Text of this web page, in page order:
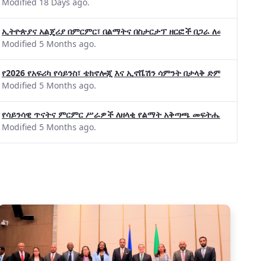
ኢትዮጵያና አልጄሪያ በምርምር፣ በልማትና በስታርታፕ ዘርፎች በጋራ ለመስራት መከሩ፡፡
Modified 5 Months ago.
የ2026 የአፍሪካ የሳይንስ፣ ቴክኖሎጂ እና ኢኖቬሽን ሳምንት በታላቅ ድምቀት
Modified 5 Months ago.
የሳይንሳዊ ጥናትና ምርምር ሥራዎች ለዘላቂ የልማት አቅጣጫ መፍትሔ ጠቋሚ
Modified 5 Months ago.